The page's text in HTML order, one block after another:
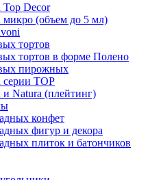
Decor
(объем до 5 мл)
тортов
тортов в форме Полено
пирожных
TOP
Natura (плейтинг)
конфет
фигур и декора
плиток и батончиков